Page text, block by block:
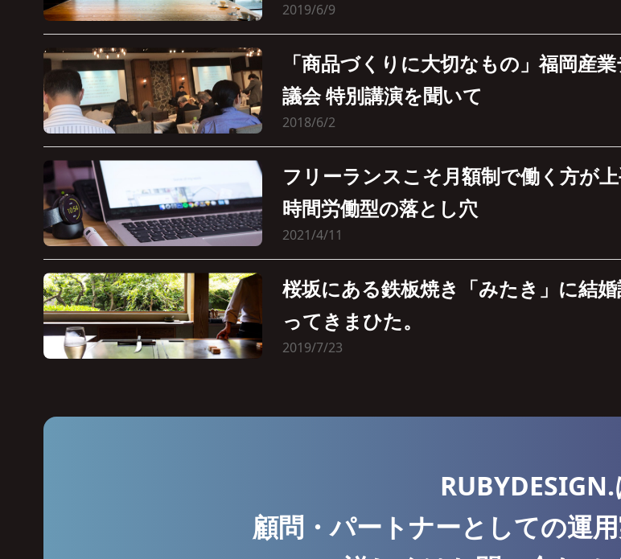
2019/6/9
「商品づくりに大切なもの」福岡産
議会 特別講演を聞いて
2018/6/2
フリーランスこそ月額制で働く方が上
時間労働型の落とし穴
2021/4/11
桜坂にある鉄板焼き「みたき」に結
ってきまひた。
2019/7/23
顧問・パートナーとしての運用